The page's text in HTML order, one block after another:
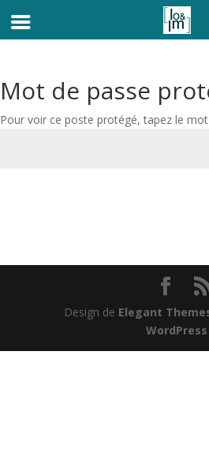
Mot de passe
Pour voir ce poste protégé, tapez le
Design de Elegant
WordPress